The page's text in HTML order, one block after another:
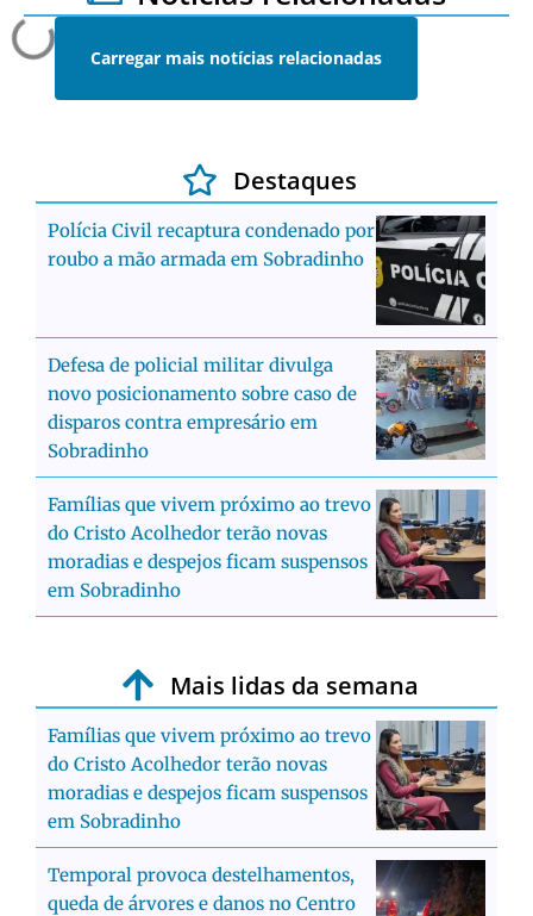
Carregar mais notícias relacionadas
Destaques
Polícia Civil recaptura condenado por
roubo a mão armada em Sobradinho
Defesa de policial militar divulga
novo posicionamento sobre caso de
disparos contra empresário em
Sobradinho
Famílias que vivem próximo ao trevo
do Cristo Acolhedor terão novas
moradias e despejos ficam suspensos
em Sobradinho
Mais lidas da semana
Famílias que vivem próximo ao trevo
do Cristo Acolhedor terão novas
moradias e despejos ficam suspensos
em Sobradinho
Temporal provoca destelhamentos,
queda de árvores e danos no Centro